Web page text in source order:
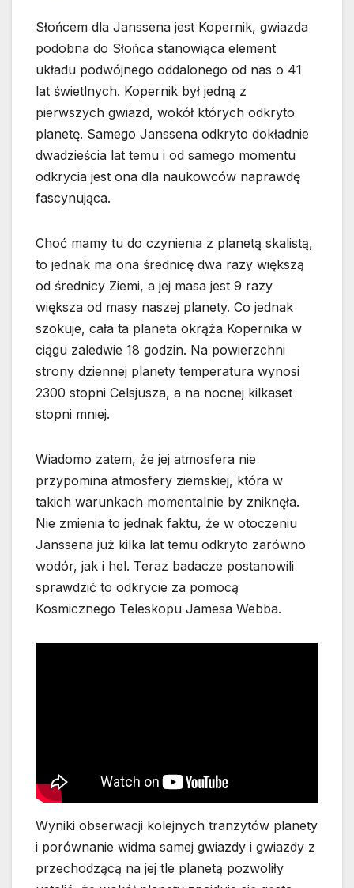
Słońcem dla Janssena jest Kopernik, gwiazda
podobna do Słońca stanowiąca element
układu podwójnego oddalonego od nas o 41
lat świetlnych. Kopernik był jedną z
pierwszych gwiazd, wokół których odkryto
planetę. Samego Janssena odkryto dokładnie
dwadzieścia lat temu i od samego momentu
odkrycia jest ona dla naukowców naprawdę
fascynująca.
Choć mamy tu do czynienia z planetą skalistą,
to jednak ma ona średnicę dwa razy większą
od średnicy Ziemi, a jej masa jest 9 razy
większa od masy naszej planety. Co jednak
szokuje, cała ta planeta okrąża Kopernika w
ciągu zaledwie 18 godzin. Na powierzchni
strony dziennej planety temperatura wynosi
2300 stopni Celsjusza, a na nocnej kilkaset
stopni mniej.
Wiadomo zatem, że jej atmosfera nie
przypomina atmosfery ziemskiej, która w
takich warunkach momentalnie by zniknęła.
Nie zmienia to jednak faktu, że w otoczeniu
Janssena już kilka lat temu odkryto zarówno
wodór, jak i hel. Teraz badacze postanowili
sprawdzić to odkrycie za pomocą
Kosmicznego Teleskopu Jamesa Webba.
Wyniki obserwacji kolejnych tranzytów planety
i porównanie widma samej gwiazdy i gwiazdy z
przechodzącą na jej tle planetą pozwoliły